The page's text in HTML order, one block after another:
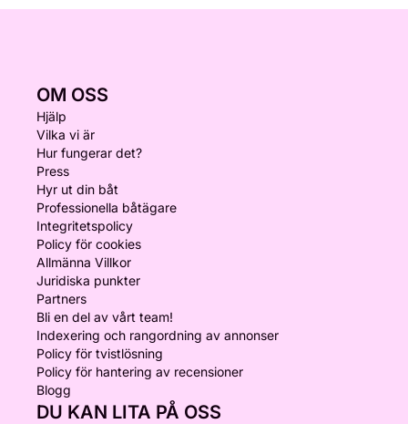
OM OSS
Hjälp
Vilka vi är
Hur fungerar det?
Press
Hyr ut din båt
Professionella båtägare
Integritetspolicy
Policy för cookies
Allmänna Villkor
Juridiska punkter
Partners
Bli en del av vårt team!
Indexering och rangordning av annonser
Policy för tvistlösning
Policy för hantering av recensioner
Blogg
DU KAN LITA PÅ OSS